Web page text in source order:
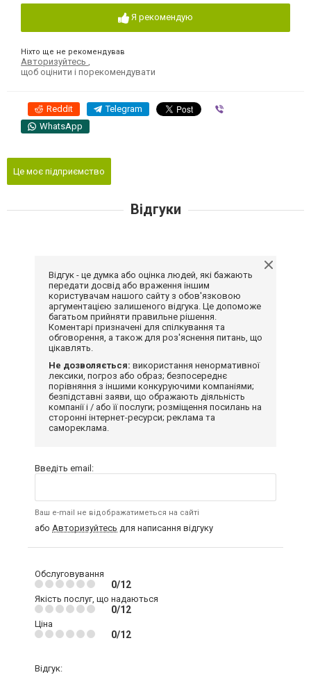
Я рекомендую
Ніхто ще не рекомендував
Авторизуйтесь
щоб оцінити і порекомендувати
Reddit Telegram
WhatsApp
Це моє підприємство
Відгуки
Відгук - це думка або оцінка людей, які бажають
передати досвід або враження іншим
користувачам нашого сайту з обов'язковою
аргументацією залишеного відгука. Це допоможе
багатьом прийняти правильне рішення.
Коментарі призначені для спілкування та
обговорення, а також для роз'яснення питань, що
цікавлять.
Не дозволяється: використання ненормативної
лексики, погроз або образ; безпосереднє
порівняння з іншими конкуруючими компаніями;
безпідставні заяви, що ображають діяльність
компанії і / або її послуги; розміщення посилань на
сторонні інтернет-ресурси; реклама та
самореклама.
Введіть email:
Ваш e-mail не відображатиметься на сайті
або Авторизуйтесь для написання відгуку
Обслуговування
0/12
Якість послуг, що надаються
0/12
Ціна
0/12
Відгук: